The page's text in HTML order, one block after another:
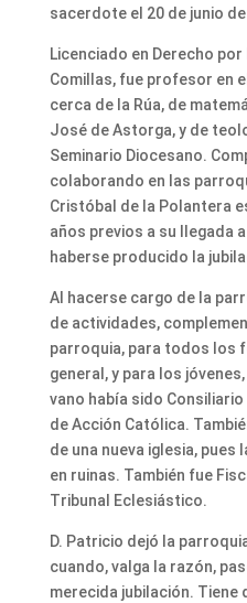
sacerdote el 20 de junio de
Licenciado en Derecho
Comillas, fue profesor en
cerca de la Rúa, de
José de Astorga, y de
Seminario Diocesano.
colaborando en las
Cristóbal de la Polantera
años previos a su llegada a
haberse producido la
Al hacerse cargo de la
de actividades,
parroquia, para todos los
general, y para los
vano había sido
de Acción Católica.
de una nueva iglesia,
en ruinas. También fue
Tribunal Eclesiástico.
D. Patricio dejó la
cuando, valga la razón,
merecida jubilación. Tiene